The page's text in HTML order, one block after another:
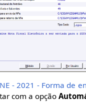
- 2021 - Forma de
com a opção